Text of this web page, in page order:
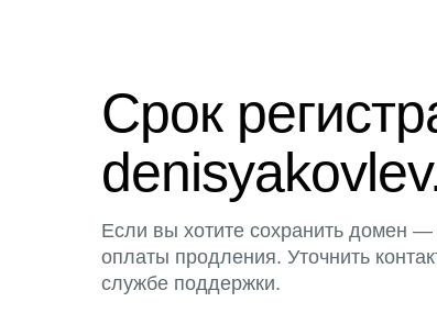
Срок
Если вы хотите сохранить домен —
оплаты продления. Уточнить
службе поддержки.